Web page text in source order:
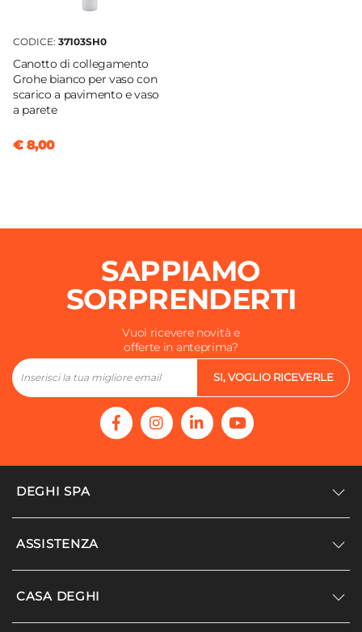
Tipologia Cerniere Copri WC
Materiale Bidet
Ceramica
Colore Bidet
Bianco
41 cm
Profondità Bidet
58 cm
Monoforo
Foro Troppopieno
Si
Rubinetteria Bidet
CODICE: 37103SH0
Canotto di collegamento
Grohe bianco per vaso con
scarico a pavimento e vaso
a parete
€ 8,00
SAPPIAMO
SORPRENDERTI
Vuoi ricevere novità e
offerte in anteprima?
SI, VOGLIO RICEVERLE
DEGHI SPA
Accedi/Registrati
ASSISTENZA
Supporto
CASA DEGHI